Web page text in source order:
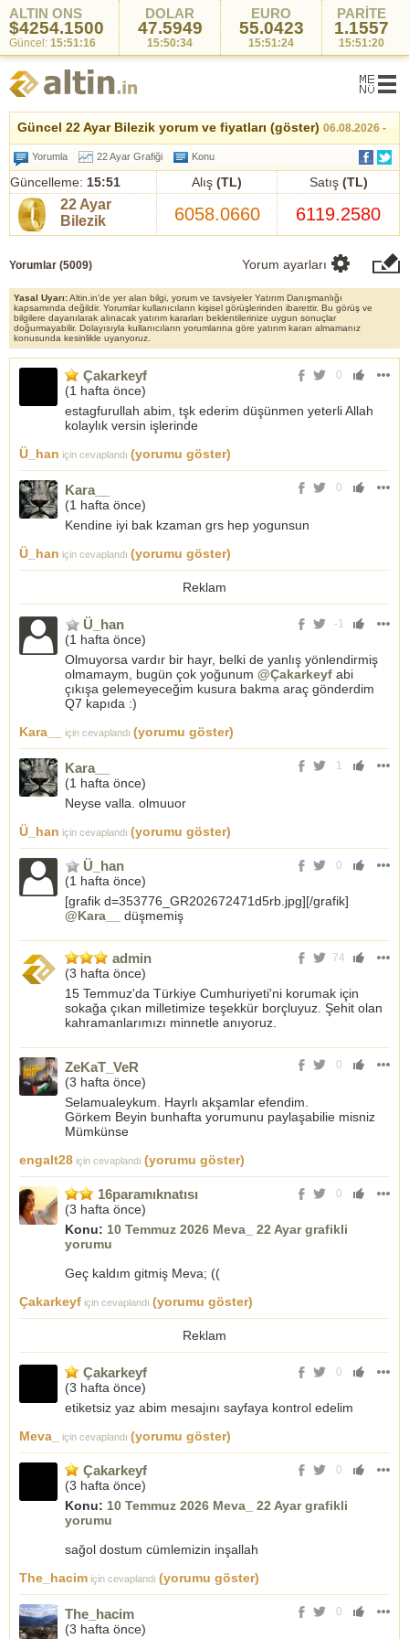
ALTIN ONS
$4254.1500
Güncel: 15:51:16
DOLAR
47.5949
15:50:34
EURO
55.0423
15:51:24
PARİTE
1.1557
15:51:20
Güncel 22 Ayar Bilezik yorum ve fiyatları (göster) 06.08.2026 -
15:51
Yorumla 22 Ayar Grafiği Konu
Güncelleme: 15:51 Alış (TL) Satış (TL)
22 Ayar
Bilezik
6058.0660 6119.2580
Yorumlar (5009) Yorum ayarları
Yasal Uyarı:Altin.in'de yer alan bilgi, yorum ve tavsiyeler Yatırım Danışmanlığı
kapsamında değildir. Yorumlar kullanıcıların kişisel görüşlerinden ibarettir. Bu görüş ve
bilgilere dayanılarak alınacak yatırım kararları beklentilerinize uygun sonuçlar
doğurmayabilir. Dolayısıyla kullanıcıların yorumlarına göre yatırım kararı almamanız
konusunda kesinlikle uyarıyoruz.
0
Çakarkeyf
(1 hafta önce)
estagfurullah abim, tşk ederim düşünmen yeterli Allah
kolaylık versin işlerinde
Ü_han için cevaplandı (yorumu göster)
0
Kara__
(1 hafta önce)
Kendine iyi bak kzaman grs hep yogunsun
Ü_han için cevaplandı (yorumu göster)
Reklam
-1
Ü_han
(1 hafta önce)
Olmuyorsa vardır bir hayr, belki de yanlış yönlendirmiş
olmamaym, bugün çok yoğunum @Çakarkeyf abi
çıkışa gelemeyeceğim kusura bakma araç gönderdim
Q7 kapıda :)
Kara__
için cevaplandı (yorumu göster)
1
Kara__
(1 hafta önce)
Neyse valla. olmuuor
Ü_han için cevaplandı (yorumu göster)
0
Ü_han
(1 hafta önce)
[grafik d=353776_GR202672471d5rb.jpg][/grafik]
@Kara__
düşmemiş
74
admin
(3 hafta önce)
15 Temmuz'da Türkiye Cumhuriyeti'ni korumak için
sokağa çıkan milletimize teşekkür borçluyuz. Şehit olan
kahramanlarımızı minnetle anıyoruz.
0
ZeKaT_VeR
(3 hafta önce)
Selamualeykum. Hayrlı akşamlar efendim.
Görkem Beyin bunhafta yorumunu paylaşabilie misniz
Mümkünse
engalt28 için cevaplandı (yorumu göster)
0
16paramıknatısı
(3 hafta önce)
Konu: 10 Temmuz 2026 Meva_ 22 Ayar grafikli
yorumu
Geç kaldım gitmiş Meva; ((
Çakarkeyf için cevaplandı (yorumu göster)
Reklam
0
Çakarkeyf
(3 hafta önce)
etiketsiz yaz abim mesajını sayfaya kontrol edelim
Meva_
için cevaplandı (yorumu göster)
0
Çakarkeyf
(3 hafta önce)
Konu: 10 Temmuz 2026 Meva_ 22 Ayar grafikli
yorumu
sağol dostum cümlemizin inşallah
The_hacim için cevaplandı (yorumu göster)
0
The_hacim
(3 hafta önce)